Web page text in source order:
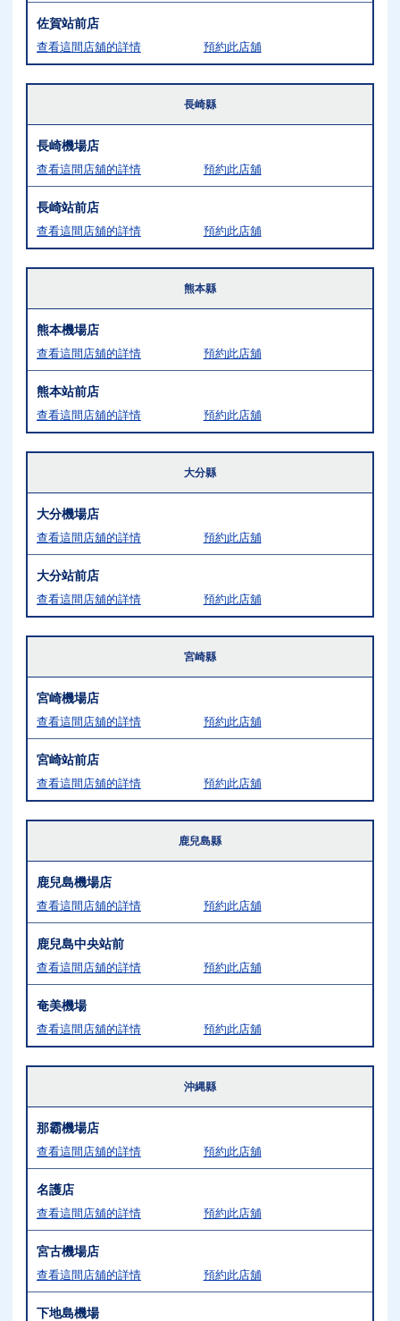
佐賀站前店
查看這間店舖的詳情 預約此店舖
長崎縣
長崎機場店
查看這間店舖的詳情 預約此店舖
長崎站前店
查看這間店舖的詳情 預約此店舖
熊本縣
熊本機場店
查看這間店舖的詳情 預約此店舖
熊本站前店
查看這間店舖的詳情 預約此店舖
大分縣
大分機場店
查看這間店舖的詳情 預約此店舖
大分站前店
查看這間店舖的詳情 預約此店舖
宮崎縣
宮崎機場店
查看這間店舖的詳情 預約此店舖
宮崎站前店
查看這間店舖的詳情 預約此店舖
鹿兒島縣
鹿兒島機場店
查看這間店舖的詳情 預約此店舖
鹿兒島中央站前
查看這間店舖的詳情 預約此店舖
奄美機場
查看這間店舖的詳情 預約此店舖
沖縄縣
那霸機場店
查看這間店舖的詳情 預約此店舖
名護店
查看這間店舖的詳情 預約此店舖
宮古機場店
查看這間店舖的詳情 預約此店舖
下地島機場